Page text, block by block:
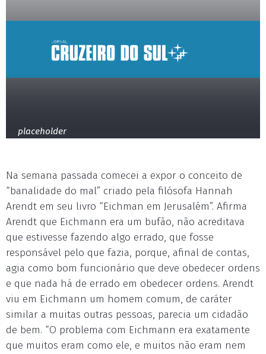
placeholder
Na semana passada comecei a expor o conceito de
“banalidade do mal” criado pela filósofa Hannah
Arendt em seu livro “Eichman em Jerusalém”. Afirma
Arendt que Eichmann era um bufão, não acreditava
que estivesse fazendo algo errado, que fosse
responsável pelo que fazia, porque, afinal de contas,
agia como bom funcionário que deve obedecer ordens
e que nada há de errado em obedecer ordens. Arendt
viu em Eichmann um homem comum, de caráter
similar a muitas outras pessoas, parecia um cidadão
de bem. “O problema com Eichmann era exatamente
que muitos eram como ele, e muitos não eram nem